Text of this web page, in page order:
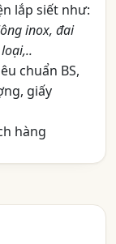
lắp siết như:
inox, đai
chuẩn BS,
giấy
hàng